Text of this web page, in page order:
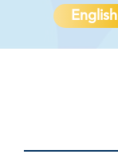
English